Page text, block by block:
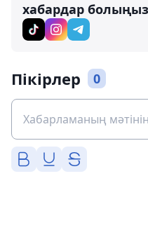
хабардар
Пікірлер 0